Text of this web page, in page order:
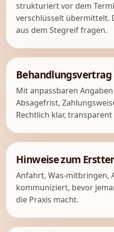
strukturiert vor dem
verschlüsselt übermittelt.
aus dem Stegreif fragen.
Mit anpassbaren
Absagefrist,
Rechtlich klar,
Hinweise zum
Anfahrt, Was-mitbringen,
kommuniziert, bevor
die Praxis macht.